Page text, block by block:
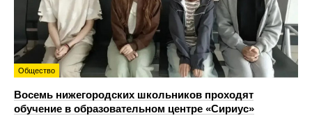
Общество
Восемь нижегородских школьников проходят
обучение в образовательном центре «Сириус»